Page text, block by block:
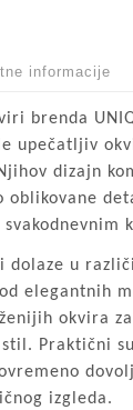
informacije
brenda
upečatljiv
dizajn
oblikovane
dolaze u
elegantnih
okvira
Praktični
izgleda.